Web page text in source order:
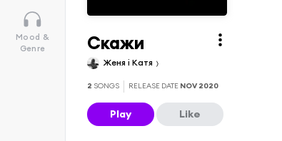
Mood &
Genre
Скажи
Женя і Катя
2 SONGS RELEASE DATE NOV 2020
Play Like